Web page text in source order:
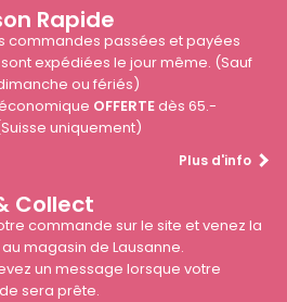
Rapide
commandes passées et payées
sont expédiées le jour même. (Sauf
ou fériés)
OFFERTEdès 65.-
uniquement)
Plus d'info
Collect
commande sur le site et venez la
magasin de Lausanne.
un message lorsque votre
sera prête.